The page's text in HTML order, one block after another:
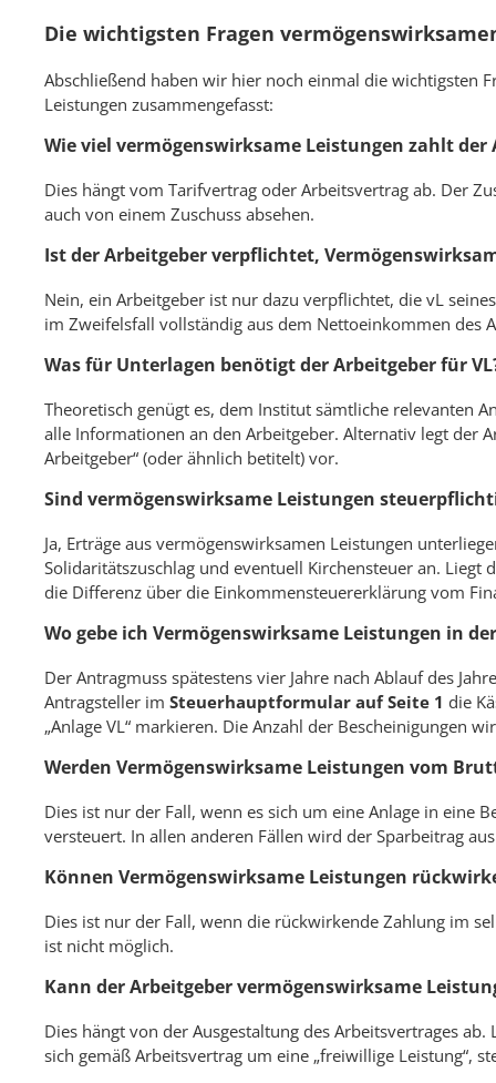
Die wichtigsten Fragen
Abschließend haben wir hier noch einmal die wichtigsten
Leistungen zusammengefasst:
Wie viel vermögenswirksame Leistungen zahlt der
Dies hängt vom Tarifvertrag oder Arbeitsvertrag ab. Der
auch von einem Zuschuss absehen.
Ist der Arbeitgeber verpflichtet,
Nein, ein Arbeitgeber ist nur dazu verpflichtet, die vL
im Zweifelsfall vollständig aus dem Nettoeinkommen des
Was für Unterlagen benötigt der Arbeitgeber für
Theoretisch genügt es, dem Institut sämtliche relevanten
alle Informationen an den Arbeitgeber. Alternativ legt der
Arbeitgeber“ (oder ähnlich betitelt) vor.
Sind vermögenswirksame Leistungen
Ja, Erträge aus vermögenswirksamen Leistungen
Solidaritätszuschlag und eventuell Kirchensteuer an.
die Differenz über die Einkommensteuererklärung vom
Wo gebe ich Vermögenswirksame Leistungen in
Der Antragmuss spätestens vier Jahre nach Ablauf des
Antragsteller im Steuerhauptformular auf Seite 1 die
„Anlage VL“ markieren. Die Anzahl der Bescheinigungen
Werden Vermögenswirksame Leistungen vom
Dies ist nur der Fall, wenn es sich um eine Anlage in eine
versteuert. In allen anderen Fällen wird der Sparbeitrag
Können Vermögenswirksame Leistungen
Dies ist nur der Fall, wenn die rückwirkende Zahlung im
ist nicht möglich.
Kann der Arbeitgeber vermögenswirksame
Dies hängt von der Ausgestaltung des Arbeitsvertrages
sich gemäß Arbeitsvertrag um eine „freiwillige Leistung“,